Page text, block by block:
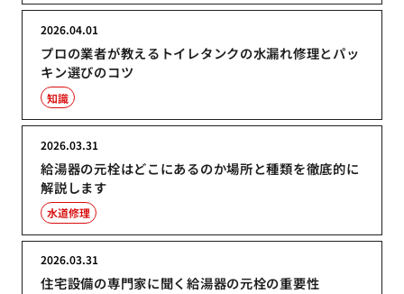
プロの業者が教えるトイレタンクの水漏れ修理とパッ
キン選びのコツ
2026.04.01
知識
給湯器の元栓はどこにあるのか場所と種類を徹底的に
解説します
2026.03.31
水道修理
住宅設備の専門家に聞く給湯器の元栓の重要性
2026.03.31